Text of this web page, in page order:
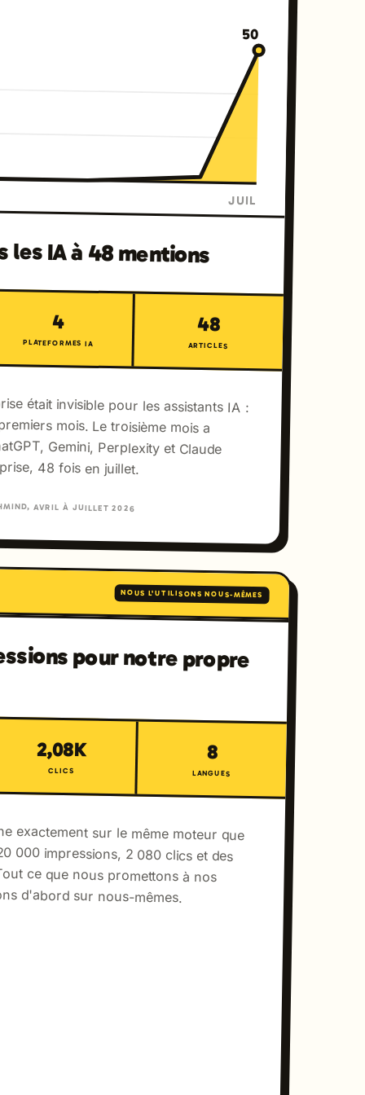
50
JUIL
les IA à 48 mentions
4
PLATEFORMES IA
48
ARTICLES
était invisible pour les assistants IA :
premiers mois. Le troisième mois a
Gemini, Perplexity et Claude
48 fois en juillet.
AVRIL À JUILLET 2026
NOUS L'UTILISONS NOUS-MÊMES
pour notre propre
2,08K
CLICS
8
LANGUES
exactement sur le même moteur que
000 impressions, 2 080 clics et des
ce que nous promettons à nos
d'abord sur nous-mêmes.